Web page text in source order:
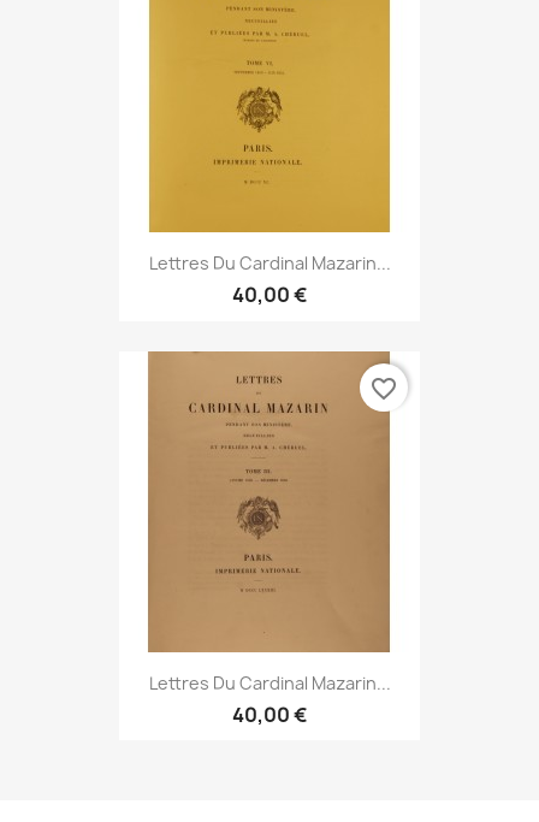
Lettres Du Cardinal Mazarin...
40,00 €
Lettres Du Cardinal Mazarin...
40,00 €
favorite_border